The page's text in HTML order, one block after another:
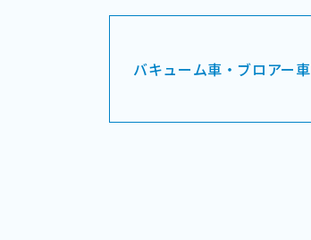
バキューム車・ブロアー車